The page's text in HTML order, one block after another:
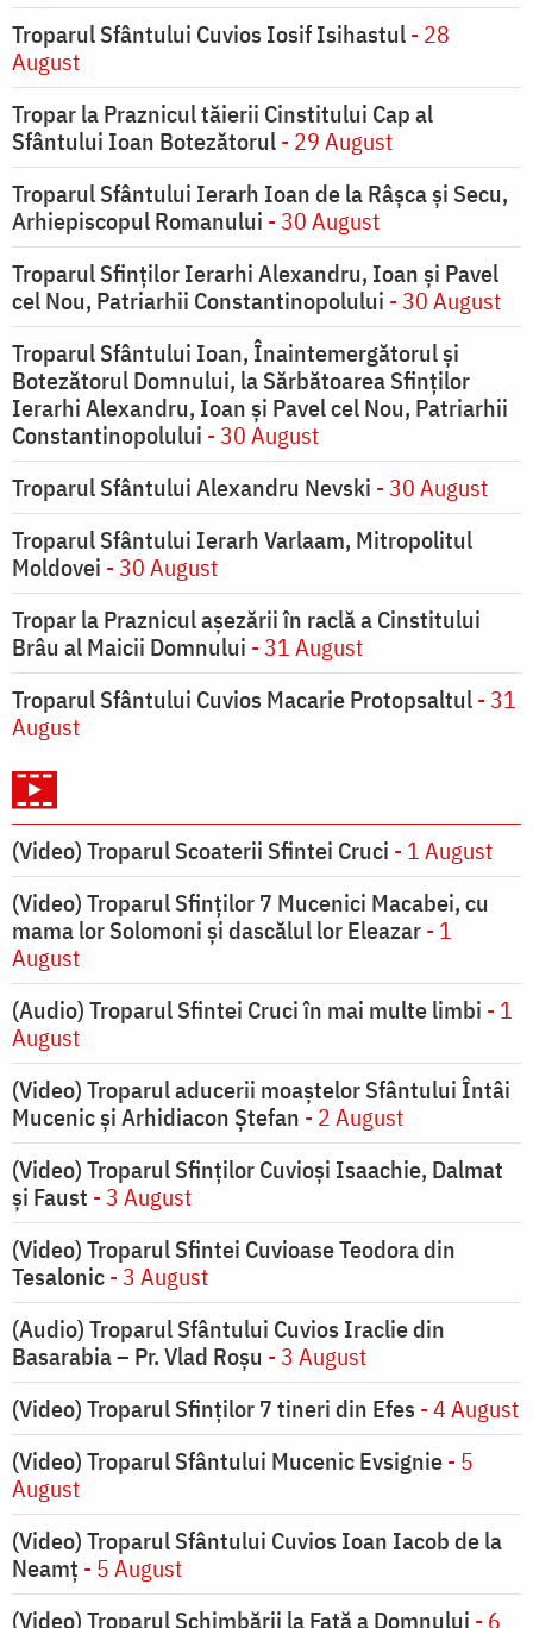
Troparul Sfântului Cuvios Iosif Isihastul- 28
August
Tropar la Praznicul tăierii Cinstitului Cap al
Sfântului Ioan Botezătorul- 29 August
Troparul Sfântului Ierarh Ioan de la Râşca şi Secu,
Arhiepiscopul Romanului - 30 August
Troparul Sfinţilor Ierarhi Alexandru, Ioan şi Pavel
cel Nou, Patriarhii Constantinopolului - 30 August
Troparul Sfântului Ioan, Înaintemergătorul şi
Botezătorul Domnului, la Sărbătoarea Sfinţilor
Ierarhi Alexandru, Ioan şi Pavel cel Nou, Patriarhii
Constantinopolului - 30 August
Troparul Sfântului Alexandru Nevski - 30 August
Troparul Sfântului Ierarh Varlaam, Mitropolitul
Moldovei - 30 August
Tropar la Praznicul aşezării în raclă a Cinstitului
Brâu al Maicii Domnului - 31 August
Troparul Sfântului Cuvios Macarie Protopsaltul- 31
August
(Video) Troparul Scoaterii Sfintei Cruci - 1 August
(Video) Troparul Sfinților 7 Mucenici Macabei, cu
mama lor Solomoni și dascălul lor Eleazar- 1
August
(Audio) Troparul Sfintei Cruci în mai multe limbi - 1
August
(Video) Troparul aducerii moaștelor Sfântului Întâi
Mucenic și Arhidiacon Ștefan - 2 August
(Video) Troparul Sfinților Cuvioși Isaachie, Dalmat
și Faust - 3 August
(Video) Troparul Sfintei Cuvioase Teodora din
Tesalonic- 3 August
(Audio) Troparul Sfântului Cuvios Iraclie din
Basarabia – Pr. Vlad Roșu - 3 August
(Video) Troparul Sfinților 7 tineri din Efes - 4 August
(Video) Troparul Sfântului Mucenic Evsignie- 5
August
(Video) Troparul Sfântului Cuvios Ioan Iacob de la
Neamț - 5 August
(Video) Troparul Schimbării la Față a Domnului - 6